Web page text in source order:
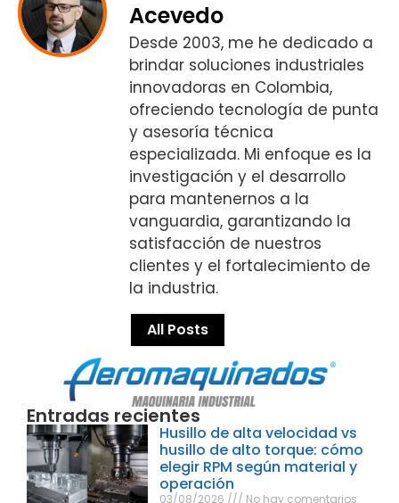
Acevedo
Desde 2003, me he dedicado a
brindar soluciones industriales
innovadoras en Colombia,
ofreciendo tecnología de punta
y asesoría técnica
especializada. Mi enfoque es la
investigación y el desarrollo
para mantenernos a la
vanguardia, garantizando la
satisfacción de nuestros
clientes y el fortalecimiento de
la industria.
All Posts
Entradas recientes
Husillo de alta velocidad vs
husillo de alto torque: cómo
elegir RPM según material y
operación
03/08/2026 No hay comentarios